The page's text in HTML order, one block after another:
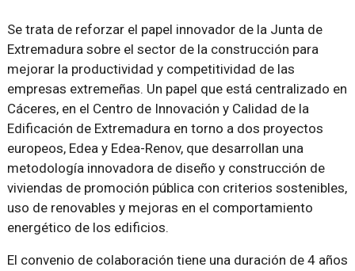
Se trata de reforzar el papel innovador de la Junta de
Extremadura sobre el sector de la construcción para
mejorar la productividad y competitividad de las
empresas extremeñas. Un papel que está centralizado en
Cáceres, en el Centro de Innovación y Calidad de la
Edificación de Extremadura en torno a dos proyectos
europeos, Edea y Edea-Renov, que desarrollan una
metodología innovadora de diseño y construcción de
viviendas de promoción pública con criterios sostenibles,
uso de renovables y mejoras en el comportamiento
energético de los edificios.
El convenio de colaboración tiene una duración de 4 años